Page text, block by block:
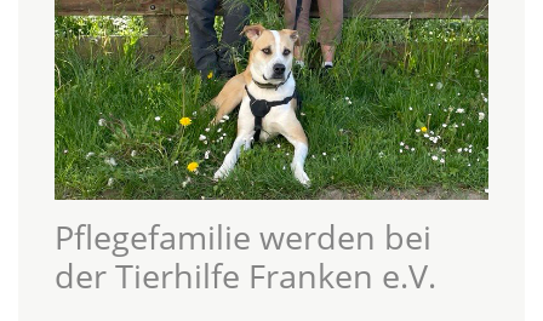
Pflegefamilie werden bei
der Tierhilfe Franken e.V.